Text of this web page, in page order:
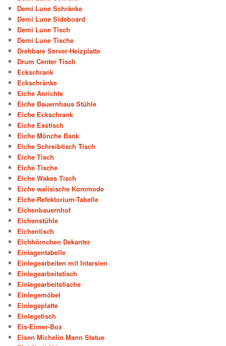
Demi Lune Schränke
Demi Lune Sideboard
Demi Lune Tisch
Demi Lune Tische
Drehbare Server-Heizplatte
Drum Center Tisch
Eckschrank
Eckschränke
Eiche Anrichte
Eiche Bauernhaus Stühle
Eiche Eckschrank
Eiche Esstisch
Eiche Mönche Bank
Eiche Schreibtisch Tisch
Eiche Tisch
Eiche Tische
Eiche Wakes Tisch
Eiche walisische Kommode
Eiche-Refektorium-Tabelle
Eichenbauernhof
Eichenstühle
Eichentisch
Eichhörnchen Dekanter
Einlagentabelle
Einlegearbeiten mit Intarsien
Einlegearbeitstisch
Einlegearbeitstische
Einlegemöbel
Einlegeplatte
Einlegetisch
Eis-Eimer-Box
Eisen Michelin Mann Statue